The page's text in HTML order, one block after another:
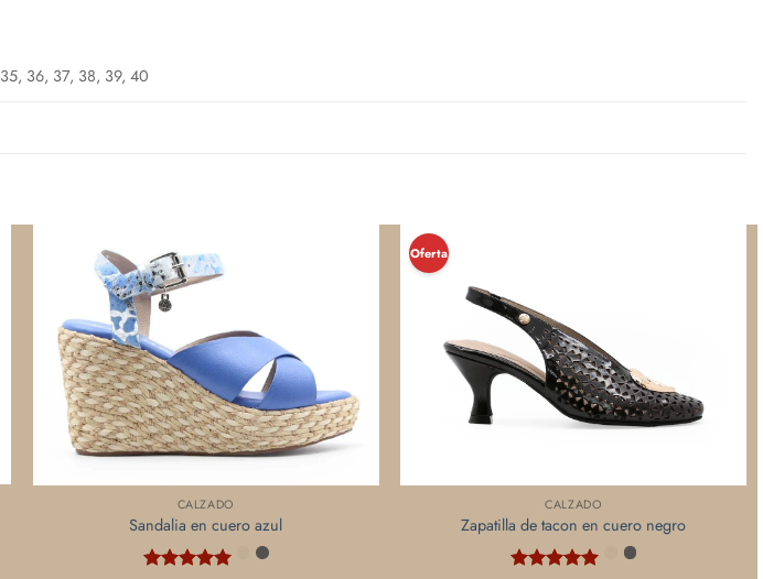
35, 36, 37, 38, 39, 40
CALZADO
Sandalia en cuero azul
¡Oferta!
CALZADO
Zapatilla de tacon en cuero negro